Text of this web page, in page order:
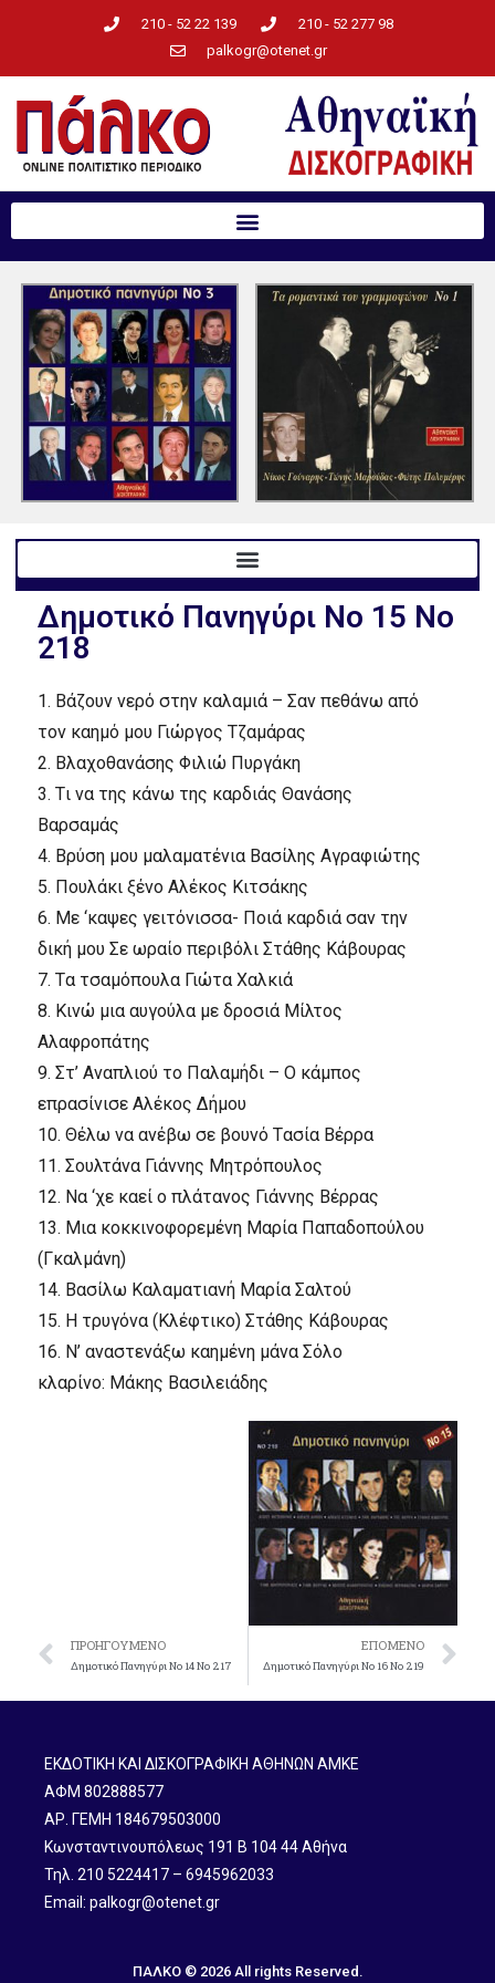
210 - 52 22 139
210 - 52 277 98
palkogr@otenet.gr
Δημοτικό Πανηγύρι Nο 15 No
218
1. Bάζουν νερό στην καλαμιά – Σαν πεθάνω από
τον καημό μου Γιώργος Tζαμάρας
2. Bλαχοθανάσης Φιλιώ Πυργάκη
3. Tι να της κάνω της καρδιάς Θανάσης
Bαρσαμάς
4. Bρύση μου μαλαματένιαBασίλης Aγραφιώτης
5. Πουλάκι ξένοAλέκος Kιτσάκης
6. Mε ‘καψες γειτόνισσα- Ποιά καρδιά σαν την
δική μου Σε ωραίο περιβόλι Στάθης Kάβουρας
7. Tα τσαμόπουλαΓιώτα Xαλκιά
8. Kινώ μια αυγούλα με δροσιά Mίλτος
Aλαφροπάτης
9. Στ’ Aναπλιού το Παλαμήδι – O κάμπος
επρασίνισε Aλέκος Δήμου
10. Θέλω να ανέβω σε βουνό Tασία Bέρρα
11. ΣουλτάναΓιάννης Mητρόπουλος
12. Nα ‘χε καεί ο πλάτανος Γιάννης Bέρρας
13. Mια κοκκινοφορεμένη Mαρία Παπαδοπούλου
(Γκαλμάνη)
14. Bασίλω KαλαματιανήMαρία Σαλτού
15. H τρυγόνα (Kλέφτικο) Στάθης Kάβουρας
16. N’ αναστενάξω καημένη μάνα Σόλο
κλαρίνο: Mάκης Bασιλειάδης
ΠΡΟΗΓΟΎΜΕΝΟ
Δημοτικό Πανηγύρι Nο 14 Νο 217
ΕΠΌΜΕΝΟ
Δημοτικό Πανηγύρι Nο 16 No 219
ΕΚΔΟΤΙΚΗ ΚΑΙ ΔΙΣΚΟΓΡΑΦΙΚΗ ΑΘΗΝΩΝ ΑΜΚΕ
ΑΦΜ 802888577
ΑΡ. ΓΕΜΗ 184679503000
Κωνσταντινουπόλεως 191 B 104 44 Αθήνα
Τηλ. 210 5224417 – 6945962033
Email: palkogr@otenet.gr
ΠΑΛΚΟ © 2026 All rights Reserved.